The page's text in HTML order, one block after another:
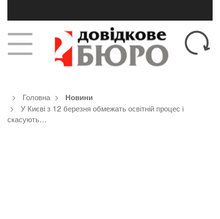
Головна
Новини
У Києві з 12 березня обмежать освітній процес і
скасують…